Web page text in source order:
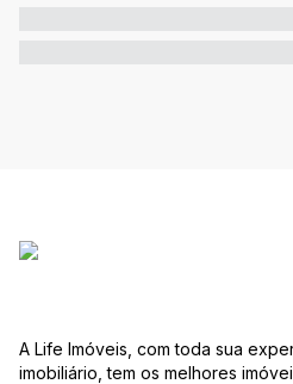
A Life Imóveis, com toda sua
imobiliário, tem os melhores